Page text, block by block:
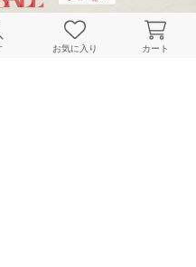
SERVICE
お気に入り カート